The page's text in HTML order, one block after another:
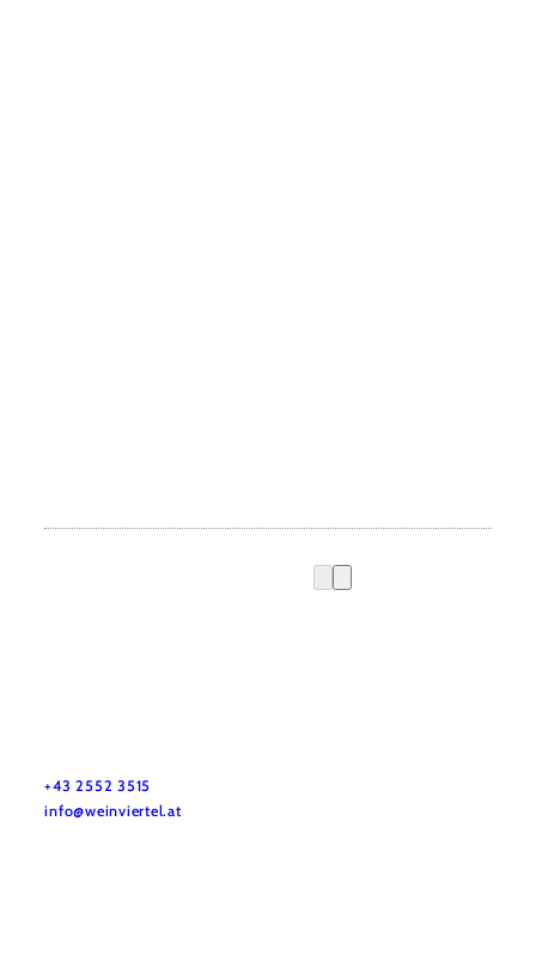
+43 2552 3515
info@weinviertel.at